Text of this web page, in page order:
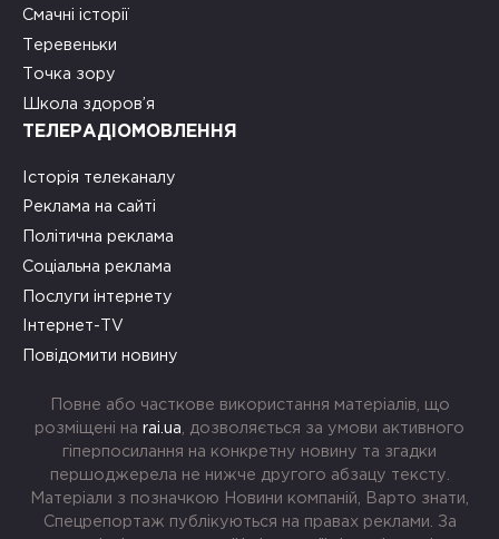
Смачні історії
Теревеньки
Точка зору
Школа здоров’я
ТЕЛЕРАДІОМОВЛЕННЯ
Історія телеканалу
Реклама на сайті
Політична реклама
Соціальна реклама
Послуги інтернету
Інтернет-TV
Повідомити новину
Повне або часткове використання матеріалів, що
розміщені на rai.ua , дозволяється за умови активного
гіперпосилання на конкретну новину та згадки
першоджерела не нижче другого абзацу тексту.
Матеріали з позначкою Новини компаній, Варто знати,
Спецрепортаж публікуються на правах реклами. За